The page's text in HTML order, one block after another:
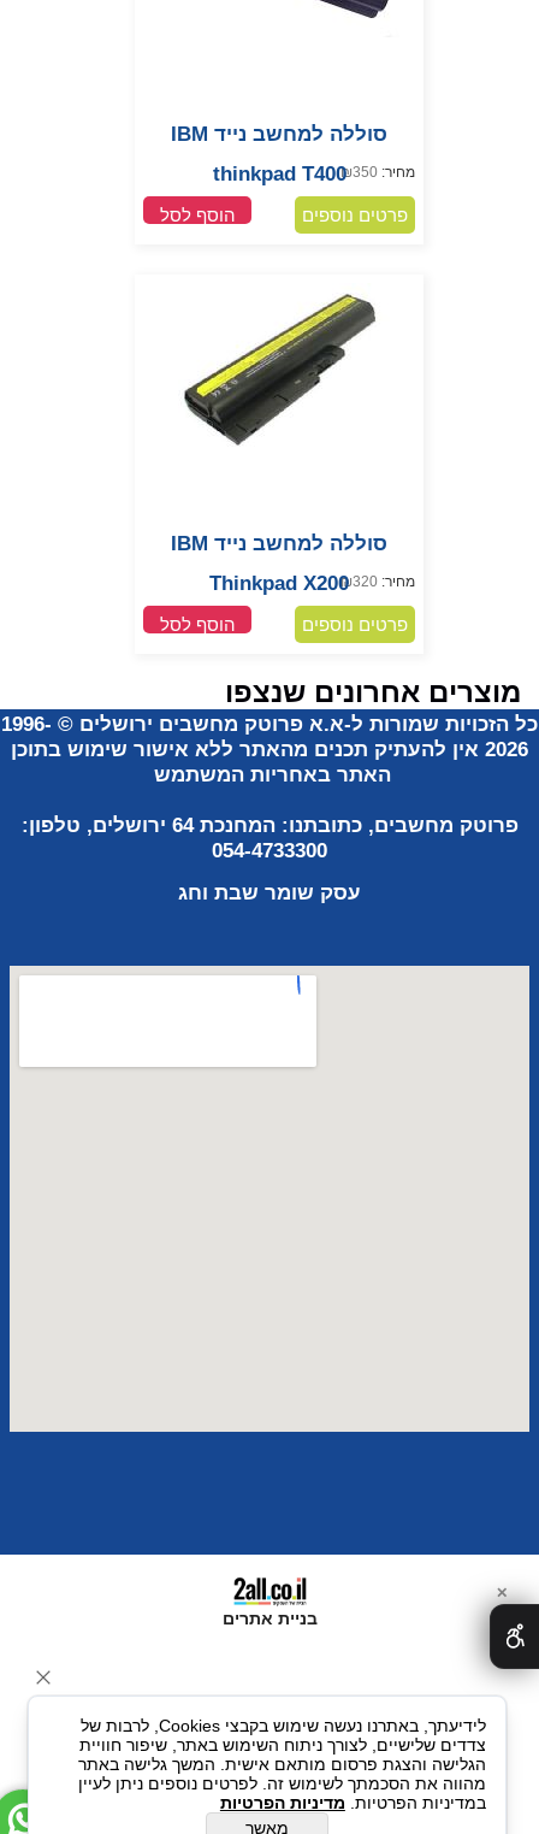
סוללה למחשב נייד IBM
thinkpad T400
מחיר: ₪350
פרטים נוספים הוסף לסל
סוללה למחשב נייד IBM
Thinkpad X200
מחיר: ₪320
פרטים נוספים הוסף לסל
מוצרים אחרונים שנצפו
הזכויות שמורות ל-א.א פרוטק מחשבים ירושלים ©
1996-
2026 אין להעתיק תכנים מהאתר ללא אישור שימושבתוכן
האתר באחריות המשתמש
פרוטק מחשבים, כתובתנו: המחנכת 64 ירושלים, טלפון:
054-4733300
עסק שומר שבת וחג
בניית אתרים
✕
לידיעתך, באתרנו נעשה שימוש בקבצי Cookies, לרבות של
צדדים שלישיים, לצורך ניתוח השימוש באתר, שיפור חוויית
הגלישה והצגת פרסום מותאם אישית. המשך גלישה באתר
מהווה את הסכמתך לשימוש זה. לפרטים נוספים ניתן לעיין
במדיניות הפרטיות. מדיניות הפרטיות
מאשר